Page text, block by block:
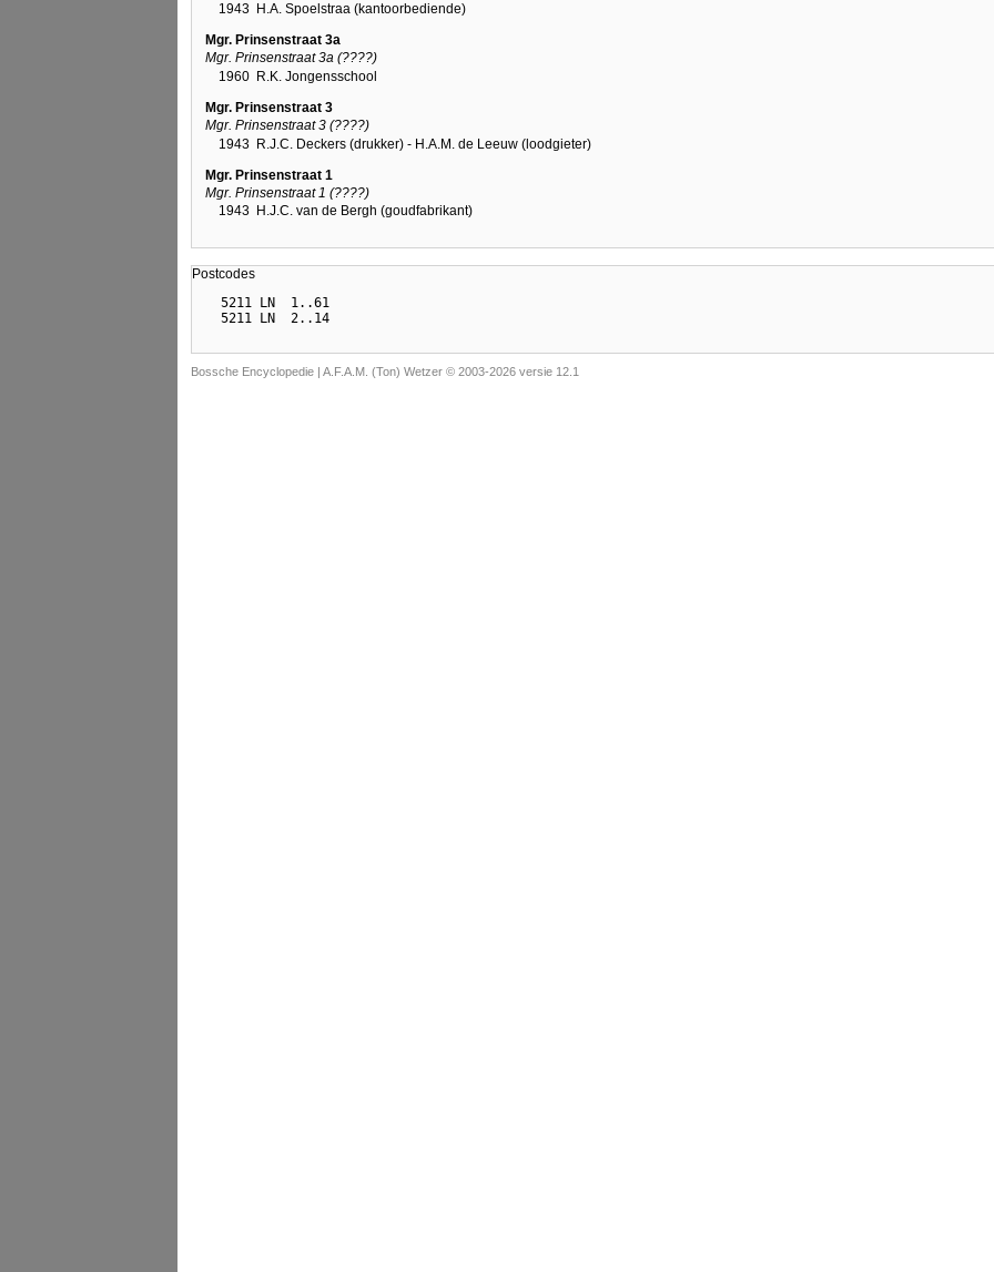
1943 H.A. Spoelstraa (kantoorbediende)
Mgr. Prinsenstraat 3a
Mgr. Prinsenstraat 3a (????)
1960 R.K. Jongensschool
Mgr. Prinsenstraat 3
Mgr. Prinsenstraat 3 (????)
1943 R.J.C. Deckers (drukker) - H.A.M. de Leeuw (loodgieter)
Mgr. Prinsenstraat 1
Mgr. Prinsenstraat 1 (????)
1943 H.J.C. van de Bergh (goudfabrikant)
Postcodes
  5211 LN  1..61
Bossche Encyclopedie | A.F.A.M. (Ton) Wetzer © 2003-2026 versie 12.1